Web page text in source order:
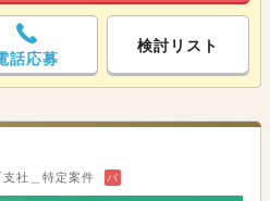
話応募
検討リスト
社＿特定案件 バ